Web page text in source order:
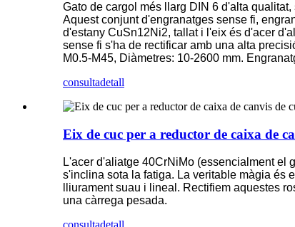
Gato de cargol més llarg DIN 6 d'alta
Aquest conjunt d'engranatges sense fi,
d'estany CuSn12Ni2, tallat i l'eix és d'acer
sense fi s'ha de rectificar amb una alta
M0.5-M45, Diàmetres: 10-2600 mm.
consultadetall
Eix de cuc per a reductor de caixa de
L'acer d'aliatge 40CrNiMo (essencialment el
s'inclina sota la fatiga. La veritable màgia és
lliurament suau i lineal. Rectifiem aquestes
una càrrega pesada.
consultadetall